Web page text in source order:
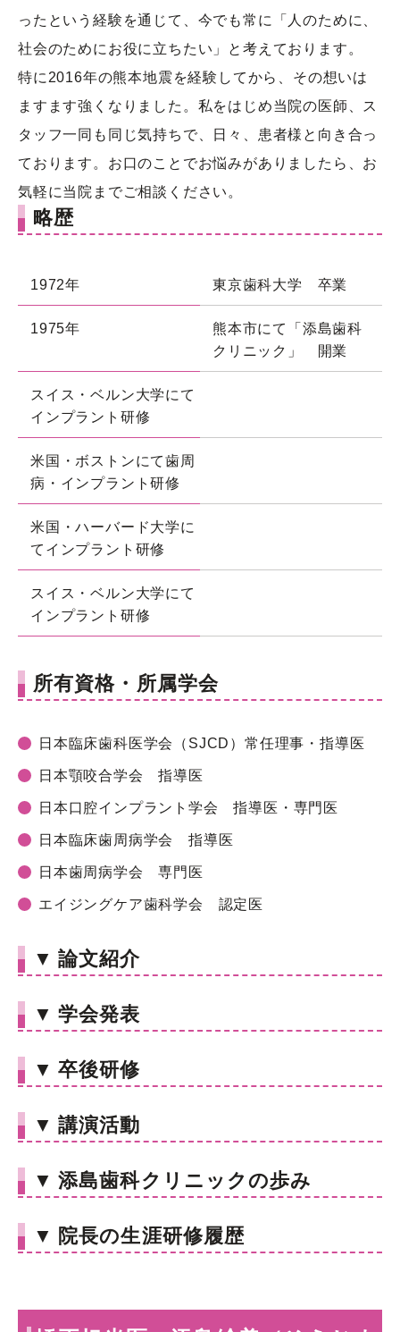
ったという経験を通じて、今でも常に「人のために、
社会のためにお役に立ちたい」と考えております。
特に2016年の熊本地震を経験してから、その想いは
ますます強くなりました。私をはじめ当院の医師、ス
タッフ一同も同じ気持ちで、日々、患者様と向き合っ
ております。お口のことでお悩みがありましたら、お
気軽に当院までご相談ください。
略歴
1972年 東京歯科大学 卒業
1975年
熊本市にて「添島歯科
クリニック」 開業
スイス・ベルン大学にて
インプラント研修
米国・ボストンにて歯周
病・インプラント研修
米国・ハーバード大学に
てインプラント研修
スイス・ベルン大学にて
インプラント研修
所有資格・所属学会
日本臨床歯科医学会（SJCD）常任理事・指導医
日本顎咬合学会 指導医
日本口腔インプラント学会 指導医・専門医
日本臨床歯周病学会 指導医
日本歯周病学会 専門医
エイジングケア歯科学会 認定医
▼ 論文紹介
▼ 学会発表
▼ 卒後研修
▼ 講演活動
▼ 添島歯科クリニックの歩み
▼ 院長の生涯研修履歴